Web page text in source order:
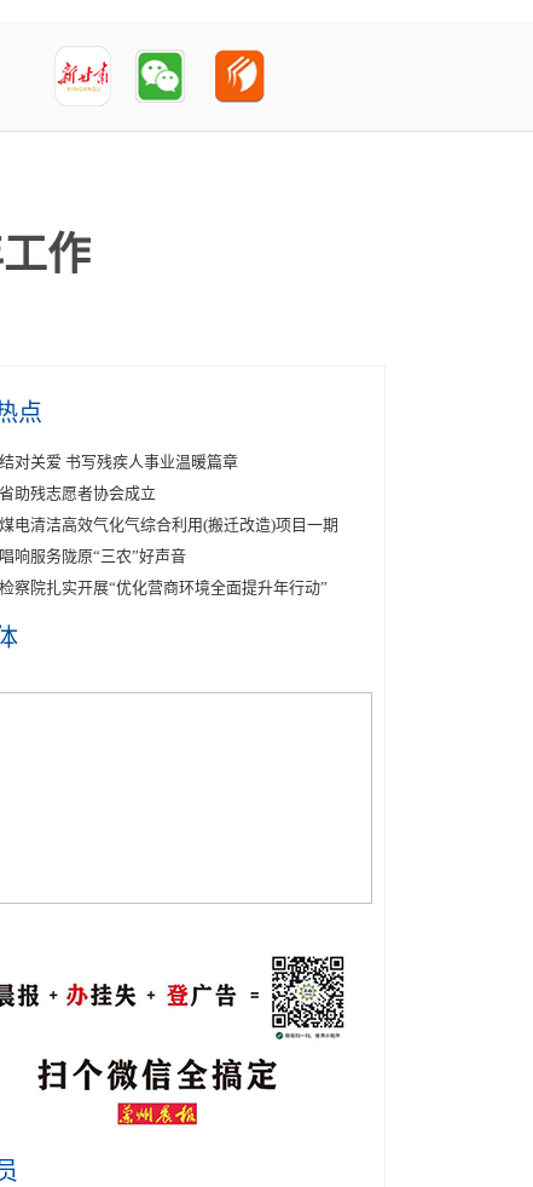
作
点
对关爱 书写残疾人事业温暖篇章
助残志愿者协会成立
电清洁高效气化气综合利用(搬迁改造)项目一期
响服务陇原“三农”好声音
察院扎实开展“优化营商环境全面提升年行动”